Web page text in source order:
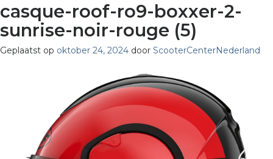
casque-roof-ro9-boxxer-2-
sunrise-noir-rouge (5)
Geplaatst op oktober 24, 2024 door ScooterCenterNederland